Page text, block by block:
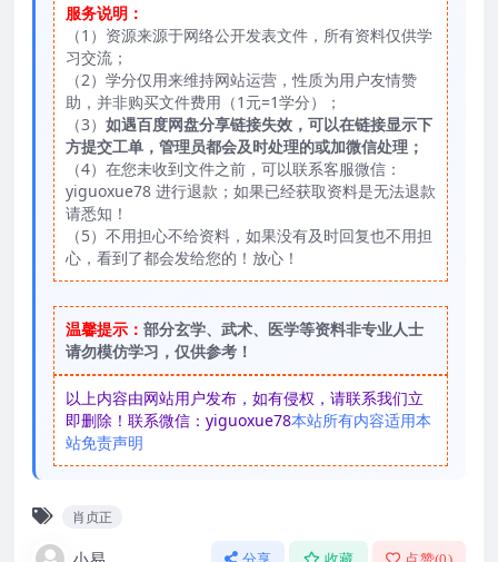
服务说明：
（1）资源来源于网络公开发表文件，所有资料仅供学
习交流；
（2）学分仅用来维持网站运营，性质为用户友情赞
助，并非购买文件费用（1元=1学分）；
（3） 如遇百度网盘分享链接失效，可以在链接显示下
方提交工单，管理员都会及时处理的或加微信处理；
（4）在您未收到文件之前，可以联系客服微信：
yiguoxue78 进行退款；如果已经获取资料是无法退款
请悉知！
（5）不用担心不给资料，如果没有及时回复也不用担
心，看到了都会发给您的！放心！
温馨提示： 部分玄学、武术、医学等资料非专业人士
请勿模仿学习，仅供参考！
以上内容由网站用户发布，如有侵权，请联系我们立
即删除！联系微信：yiguoxue78本站所有内容适用本
站免责声明
肖贞正